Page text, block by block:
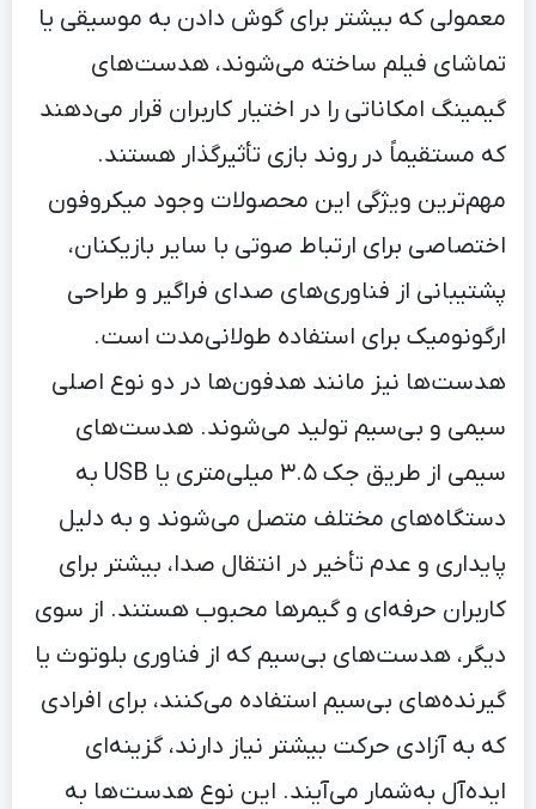
معمولی که بیشتر برای گوش دادن به موسیقی یا
تماشای فیلم ساخته می‌شوند، هدست‌های
گیمینگ امکاناتی را در اختیار کاربران قرار می‌دهند
که مستقیماً در روند بازی تأثیرگذار هستند.
مهم‌ترین ویژگی این محصولات وجود میکروفون
اختصاصی برای ارتباط صوتی با سایر بازیکنان،
پشتیبانی از فناوری‌های صدای فراگیر و طراحی
ارگونومیک برای استفاده طولانی‌مدت است.
هدست‌ها نیز مانند هدفون‌ها در دو نوع اصلی
سیمی و بی‌سیم تولید می‌شوند. هدست‌های
سیمی از طریق جک ۳.۵ میلی‌متری یا USB به
دستگاه‌های مختلف متصل می‌شوند و به دلیل
پایداری و عدم تأخیر در انتقال صدا، بیشتر برای
کاربران حرفه‌ای و گیمرها محبوب هستند. از سوی
دیگر، هدست‌های بی‌سیم که از فناوری بلوتوث یا
گیرنده‌های بی‌سیم استفاده می‌کنند، برای افرادی
که به آزادی حرکت بیشتر نیاز دارند، گزینه‌ای
ایده‌آل به‌شمار می‌آیند. این نوع هدست‌ها به